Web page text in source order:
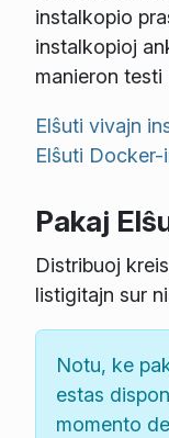
instalkopio
instalkopioj
manieron testi
Elŝuti vivajn
Elŝuti
Pakaj
Distribuoj
listigitajn sur
Notu, ke
estas
momento